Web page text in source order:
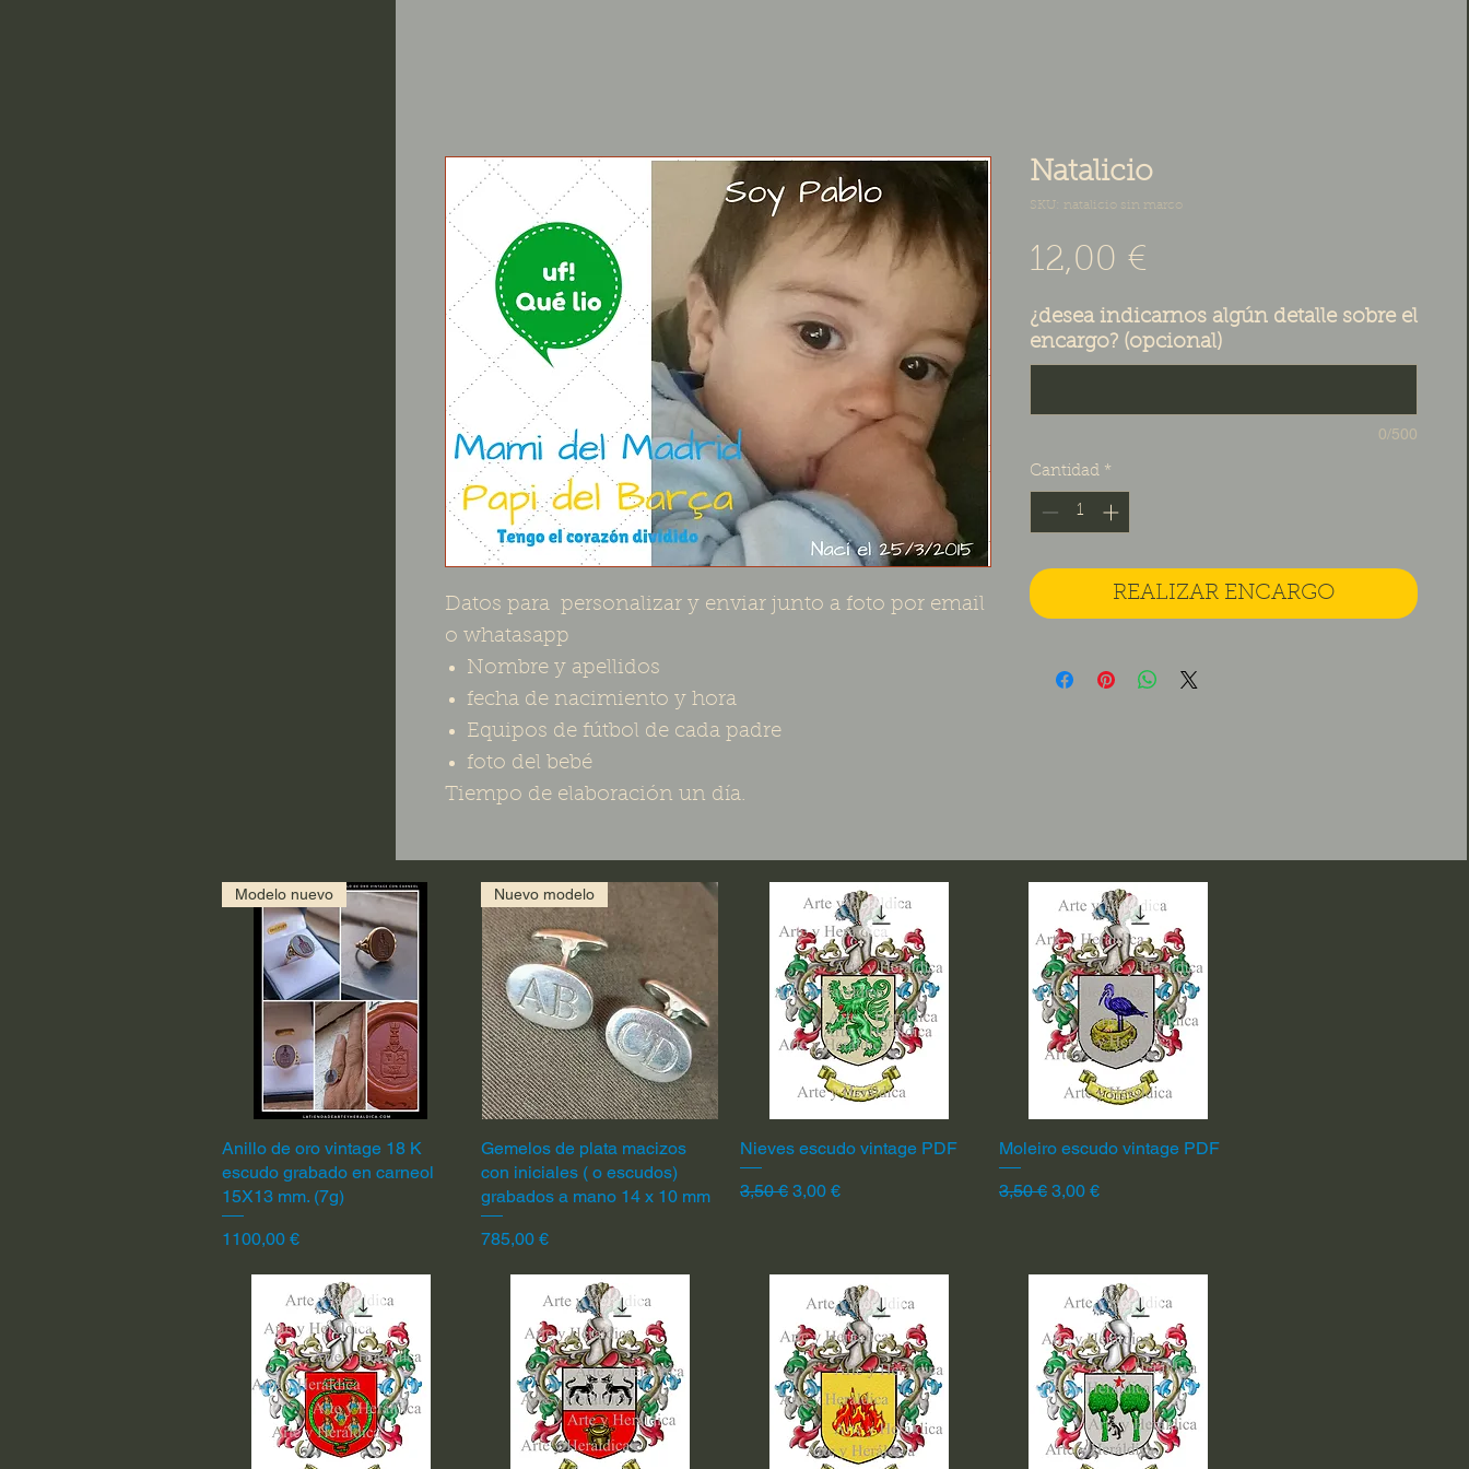
Datos para personalizar y enviar junto a foto por email
o whatasapp
Nombre y apellidos
fecha de nacimiento y hora
Equipos de fútbol de cada padre
foto del bebé
Tiempo de elaboración un día.
Natalicio
SKU: natalicio sin marco
12,00 €
¿desea indicarnos algún detalle sobre el
encargo? (opcional)
0/500
Cantidad *
REALIZAR ENCARGO
Vista rápida
Modelo nuevo
Anillo de oro vintage 18 K
escudo grabado en carneol
15X13 mm. (7g)
Precio
1100,00 €
Vista rápida
Nuevo modelo
Gemelos de plata macizos
con iniciales ( o escudos)
grabados a mano 14 x 10 mm
Precio
785,00 €
Vista rápida
Nieves escudo vintage PDF
Precio
3,50 € Precio de oferta
3,00 €
Vista rápida
Moleiro escudo vintage PDF
Precio
3,50 € Precio de oferta
3,00 €